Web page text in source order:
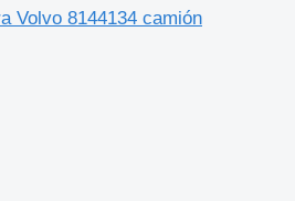
Volvo 8144134 camión